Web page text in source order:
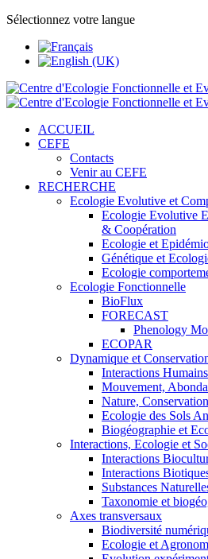
Sélectionnez votre langue
ACCUEIL
CEFE
Contacts
Venir au CEFE
RECHERCHE
Ecologie Evolutive et
Ecologie Evolutive
& Coopération
Ecologie et
Génétique et
Ecologie
Ecologie Fonctionnelle
BioFlux
FORECAST
Phenology
ECOPAR
Dynamique et
Interactions
Mouvement,
Nature,
Ecologie des Sols
Biogéographie et
Interactions, Ecologie et
Interactions
Interactions
Substances
Taxonomie et
Axes transversaux
Biodiversité
Ecologie et